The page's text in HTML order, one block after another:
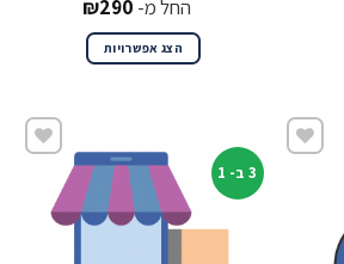
החל מ- ₪290
הצג אפשרויות
3 ב- 1